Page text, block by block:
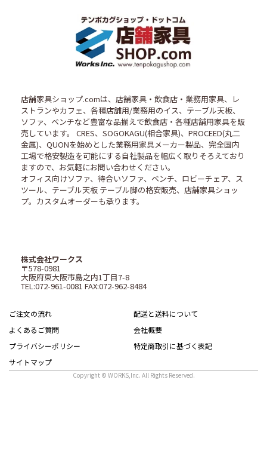
店舗家具ショップ.comは、店舗家具・飲食店・業務用家具、レ
ストランやカフェ、各種店舗用/業務用のイス、テーブル天板、
ソファ、ベンチなど豊富な品揃えで飲食店・各種店舗用家具を販
売しています。 CRES、SOGOKAGU(相合家具)、PROCEED(丸二
金属)、QUONを始めとした業務用家具メーカー製品、完全国内
工場で格安製造を可能にする自社製品を幅広く取りそろえており
ますので、お気軽にお問い合わせください。
オフィス向けソファ、待合いソファ、ベンチ、ロビーチェア、ス
ツール、テーブル天板 テーブル脚の格安販売、店舗家具ショッ
プ。カスタムオーダーも承ります。
株式会社ワークス
〒578-0981
大阪府東大阪市島之内1丁目7-8
TEL:072-961-0081 FAX:072-962-8484
ご注文の流れ
配送と送料について
よくあるご質問
会社概要
プライバシーポリシー
特定商取引に基づく表記
サイトマップ
Copyright © WORKS,Inc. All Rights Reserved.